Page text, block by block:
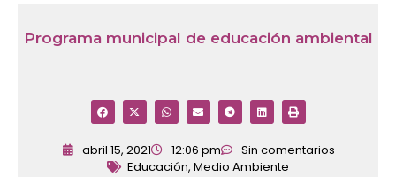
Programa municipal de educación ambiental
abril 15, 2021 12:06 pm
Sin comentarios
Educación, Medio Ambiente